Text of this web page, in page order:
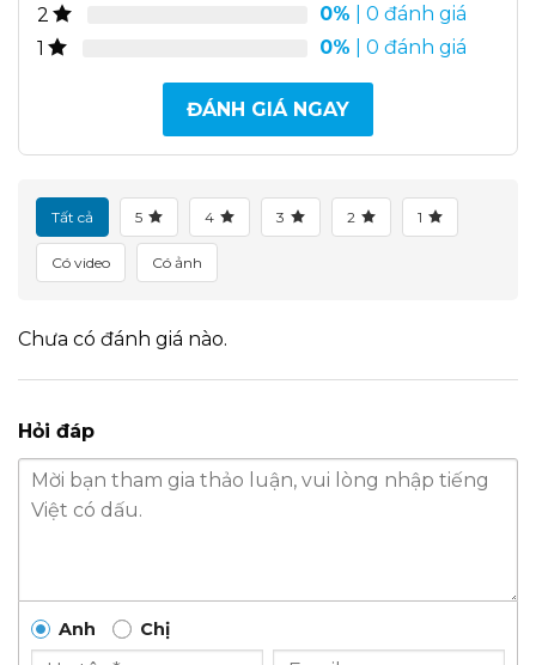
2
0% | 0 đánh giá
1
0% | 0 đánh giá
ĐÁNH GIÁ NGAY
Tất cả 5 4 3 2 1
Có video Có ảnh
Chưa có đánh giá nào.
Hỏi đáp
Anh Chị